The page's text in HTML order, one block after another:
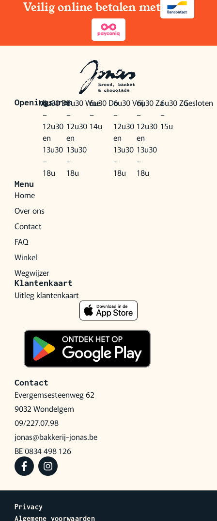
Veilig online betalen met
Openingsuren
Ma6u30
–
12u30
en
13u30
–
18u
Di6u30
–
12u30
en
13u30
–
18u
Woe
6u30
–
14u
Do6u30
–
12u30
en
13u30
–
18u
Vrij
6u30
–
12u30
en
13u30
–
18u
Za6u30
–
15u
ZoGesloten
Menu
Home
Over ons
Contact
FAQ
Winkel
Wegwijzer
Klantenkaart
Uitleg klantenkaart
Contact
Evergemsesteenweg 62
9032 Wondelgem
09/227.07.98
jonas@bakkerij-jonas.be
BE 0834 498 126
Privacy
Algemene voorwaarden